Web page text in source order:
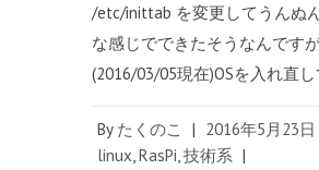
/etc/inittab を変更してうんぬ
な感じでできたそうなんです
(2016/03/05現在)OSを入れ直
By たくのこ | 2016年5月23日
linux,RasPi,技術系 |